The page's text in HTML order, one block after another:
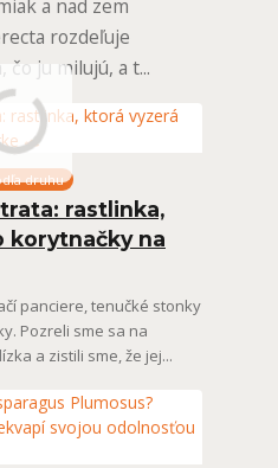
a nad zem
rozdeľuje
ju milujú, a t...
druhu
rastlinka,
korytnačky na
panciere, tenučké stonky
Pozreli sme sa na
a zistili sme, že jej...